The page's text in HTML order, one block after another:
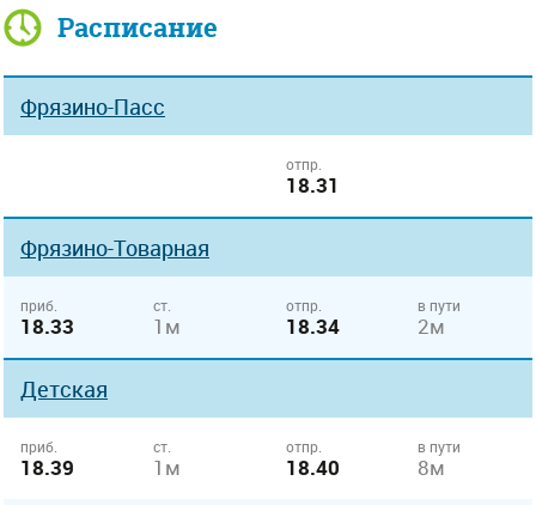
Расписание
Фрязино-Пасс
отпр.
18.31
Фрязино-Товарная
приб.
18.33
ст.
1м
отпр.
18.34
в пути
2м
Детская
приб.
18.39
ст.
1м
отпр.
18.40
в пути
8м